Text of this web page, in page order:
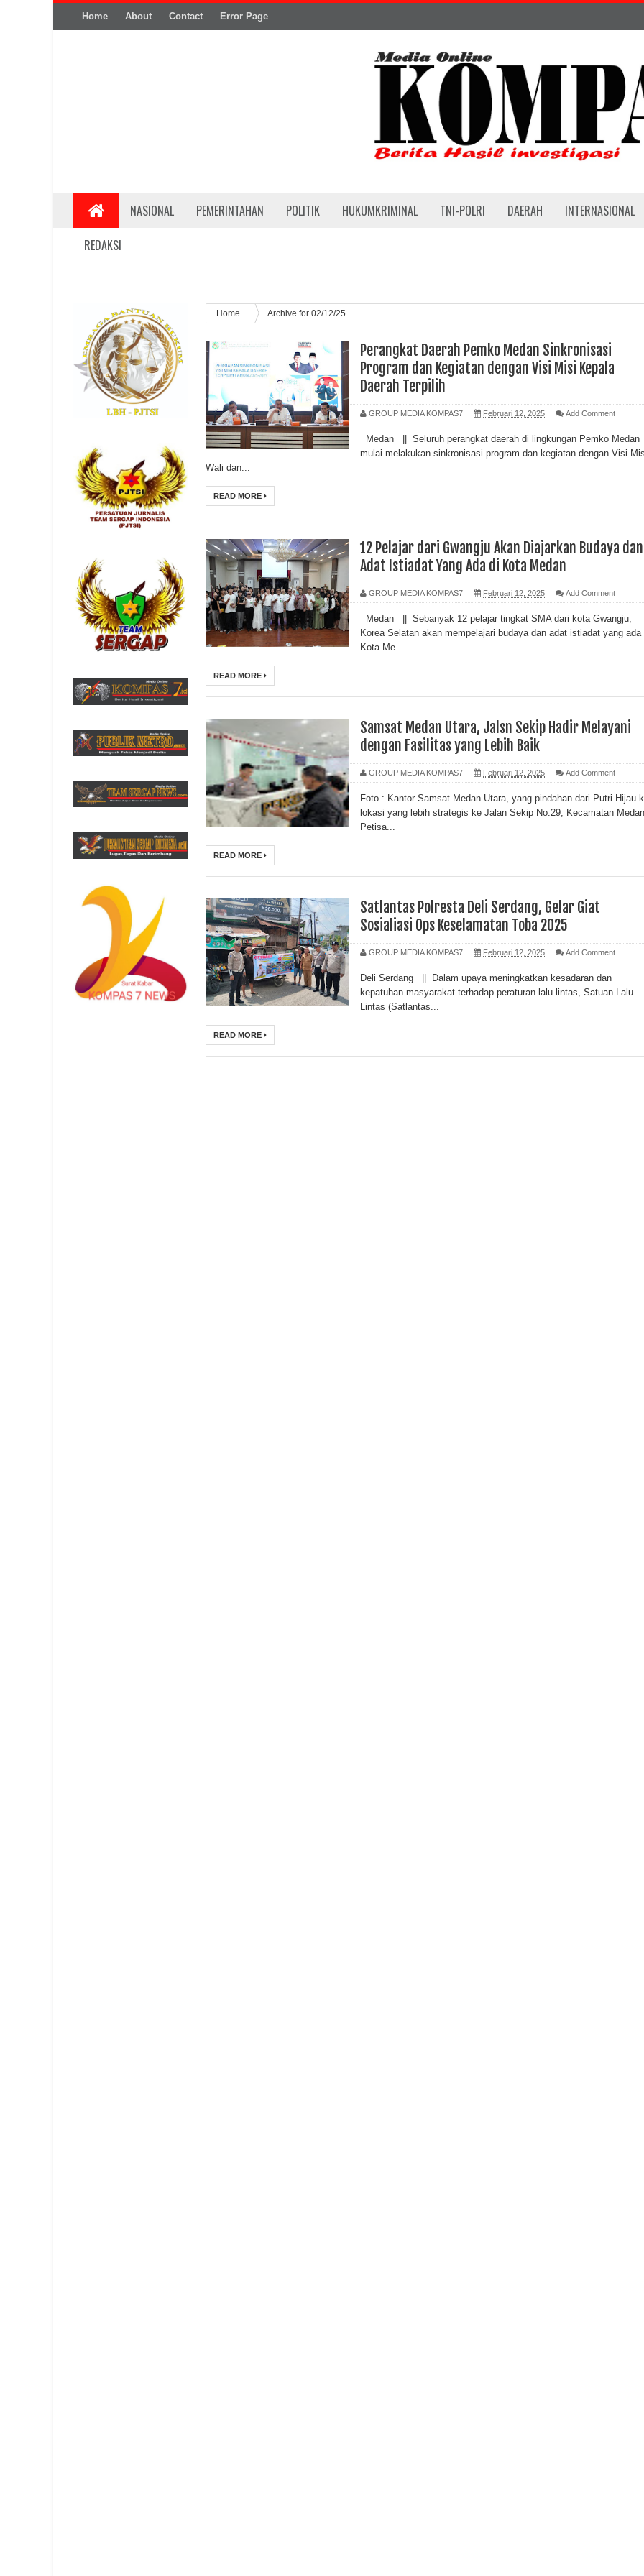
Home About Contact Error Page
NASIONAL PEMERINTAHAN POLITIK HUKUMKRIMINAL TNI-POLRI DAERAH
INTERNASIONAL
REDAKSI
Home Archive for 02/12/25
Perangkat Daerah Pemko Medan Sinkronisasi
Program dan Kegiatan dengan Visi Misi Kepala
Daerah Terpilih
GROUP MEDIA KOMPAS7 Februari 12, 2025 Add Comment
Medan || Seluruh perangkat daerah di lingkungan Pemko Medan
mulai melakukan sinkronisasi program dan kegiatan dengan Visi
Wali dan...
READ MORE
12 Pelajar dari Gwangju Akan Diajarkan Budaya dan
Adat Istiadat Yang Ada di Kota Medan
GROUP MEDIA KOMPAS7 Februari 12, 2025 Add Comment
Medan || Sebanyak 12 pelajar tingkat SMA dari kota Gwangju,
Korea Selatan akan mempelajari budaya dan adat istiadat yang ada
Kota Me...
READ MORE
Samsat Medan Utara, Jalsn Sekip Hadir Melayani
dengan Fasilitas yang Lebih Baik
GROUP MEDIA KOMPAS7 Februari 12, 2025 Add Comment
Foto : Kantor Samsat Medan Utara, yang pindahan dari Putri Hijau
lokasi yang lebih strategis ke Jalan Sekip No.29, Kecamatan Medan
Petisa...
READ MORE
Satlantas Polresta Deli Serdang, Gelar Giat
Sosialiasi Ops Keselamatan Toba 2025
GROUP MEDIA KOMPAS7 Februari 12, 2025 Add Comment
Deli Serdang || Dalam upaya meningkatkan kesadaran dan
kepatuhan masyarakat terhadap peraturan lalu lintas, Satuan Lalu
Lintas (Satlantas...
READ MORE